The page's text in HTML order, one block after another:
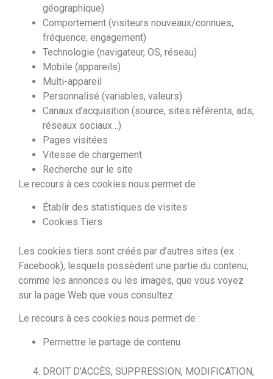
géographique)
Comportement (visiteurs nouveaux/connues,
fréquence, engagement)
Technologie (navigateur, OS, réseau)
Mobile (appareils)
Multi-appareil
Personnalisé (variables, valeurs)
Canaux d’acquisition (source, sites référents, ads,
réseaux sociaux…)
Pages visitées
Vitesse de chargement
Recherche sur le site
Le recours à ces cookies nous permet de :
Établir des statistiques de visites
Cookies Tiers
Les cookies tiers sont créés par d’autres sites (ex. :
Facebook), lesquels possèdent une partie du contenu,
comme les annonces ou les images, que vous voyez
sur la page Web que vous consultez.
Le recours à ces cookies nous permet de :
Permettre le partage de contenu
DROIT D’ACCÈS, SUPPRESSION, MODIFICATION,